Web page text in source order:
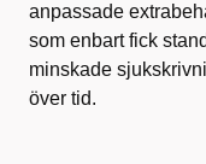
anpassade
som enbart fick
minskade
över tid.